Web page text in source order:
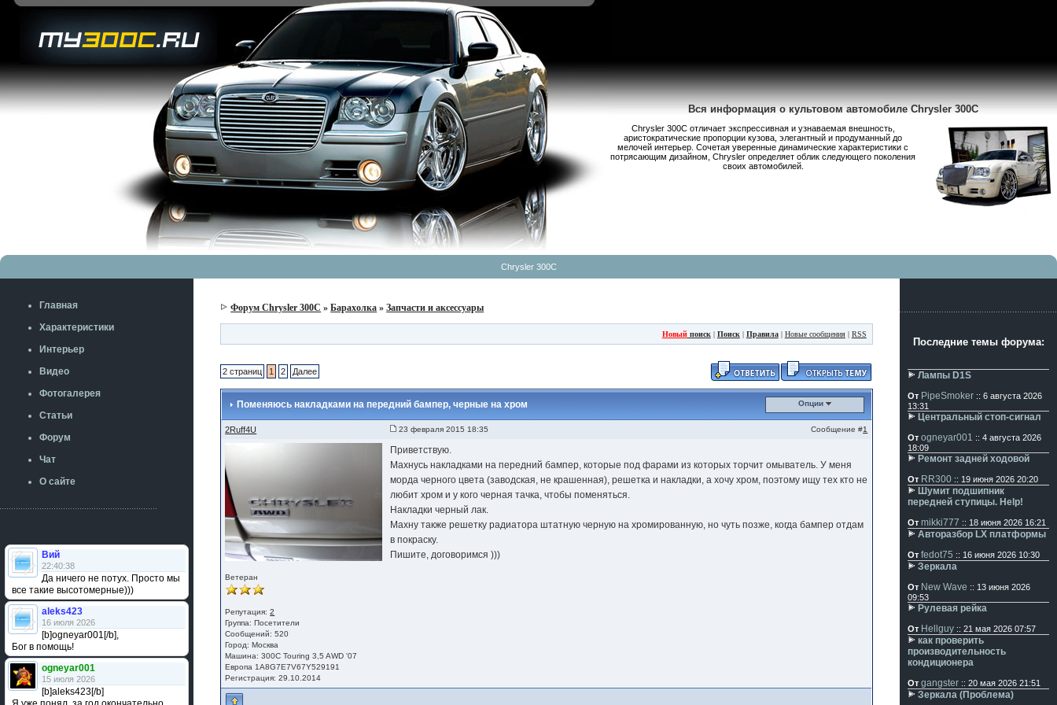
Вся информация о культовом автомобиле Chrysler 300C
Chrysler 300С отличает экспрессивная и узнаваемая внешность,
аристократические пропорции кузова, элегантный и продуманный до
мелочей интерьер. Сочетая уверенные динамические характеристики с
потрясающим дизайном, Chrysler определяет облик следующего поколения
своих автомобилей.
Chrysler 300C
Главная
Характеристики
Интерьер
Видео
Фотогалерея
Статьи
Форум
Чат
О сайте
Вий
22:40:38
Да ничего не потух. Просто мы
все такие высотомерные)))
aleks423
16 июля 2026
[b]ogneyar001[/b],
Бог в помощь!
ogneyar001
15 июля 2026
[b]aleks423[/b]
Форум Chrysler 300C »Барахолка »Запчасти и аксессуары
Новыйпоиск| Поиск| Правила| Новые сообщения| RSS
2 страниц 1 2 Далее
Поменяюсь накладками на передний бампер, черные на хром Опции
2Ruff4U 23 февраля 2015 18:35 Сообщение #1
Ветеран
Репутация:2
Группа:Посетители
Сообщений: 520
Город: Москва
Машина: 300С Touring 3,5 AWD '07
Европа 1A8G7E7V67Y529191
Регистрация: 29.10.2014
Приветствую.
Махнусь накладками на передний бампер, которые под фарами из которых торчит омыватель. У меня
морда черного цвета (заводская, не крашенная), решетка и накладки, а хочу хром, поэтому ищу тех кто не
любит хром и у кого черная тачка, чтобы поменяться.
Накладки черный лак.
Махну также решетку радиатора штатную черную на хромированную, но чуть позже, когда бампер отдам
в покраску.
Пишите, договоримся )))
Последние темы форума:
Лампы D1S
От PipeSmoker :: 6 августа 2026
13:31
Центральный стоп-сигнал
От ogneyar001 :: 4 августа 2026
18:09
Ремонт задней ходовой
От RR300 :: 19 июня 2026 20:20
Шумит подшипник
передней ступицы. Help!
От mikki777 :: 18 июня 2026 16:21
Авторазбор LX платформы
От fedot75 :: 16 июня 2026 10:30
Зеркала
От New Wave :: 13 июня 2026
09:53
Рулевая рейка
От Hellguy :: 21 мая 2026 07:57
как проверить
производительность
кондиционера
От gangster :: 20 мая 2026 21:51
Зеркала (Проблема)